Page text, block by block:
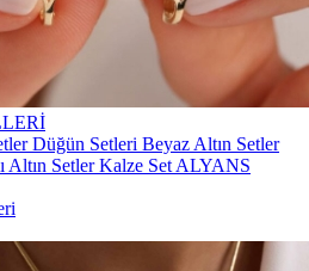
Düğün Setleri Beyaz Altın Setler
Altın SetlerKalze Set ALYANS